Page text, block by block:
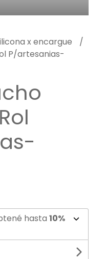
x encargue
P/artesanias-
hasta 10%